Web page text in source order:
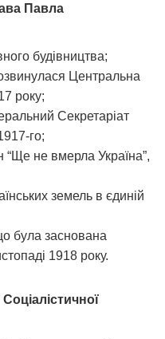
Павла
будівництва;
Центральна
року;
Секретаріат
го;
“Ще не вмерла Україна”,
земель в єдиній
була заснована
1918 року.